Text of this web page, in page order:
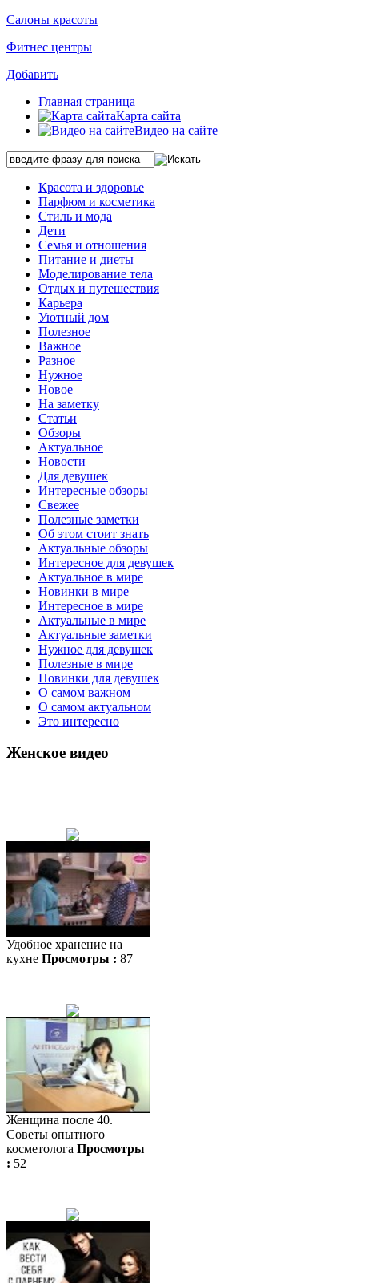
Салоны красоты
Фитнес центры
Добавить
Главная страница
Карта сайта
Видео на сайте
Красота и здоровье
Парфюм и косметика
Стиль и мода
Дети
Семья и отношения
Питание и диеты
Моделирование тела
Отдых и путешествия
Карьера
Уютный дом
Полезное
Важное
Разное
Нужное
Новое
На заметку
Статьи
Обзоры
Актуальное
Новости
Для девушек
Интересные обзоры
Свежее
Полезные заметки
Об этом стоит знать
Актуальные обзоры
Интересное для девушек
Актуальное в мире
Новинки в мире
Интересное в мире
Актуальные в мире
Актуальные заметки
Нужное для девушек
Полезные в мире
Новинки для девушек
О самом важном
О самом актуальном
Это интересно
Женское видео
Удобное хранение на
кухне Просмотры : 87
Женщина после 40.
Советы опытного
косметолога Просмотры
: 52